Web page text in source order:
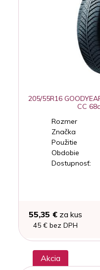
205/55R16
CC
Rozmer
Značka
Použitie
Obdobie
Dostupnosť:
55,35 €za kus
45 € bez DPH
Akcia